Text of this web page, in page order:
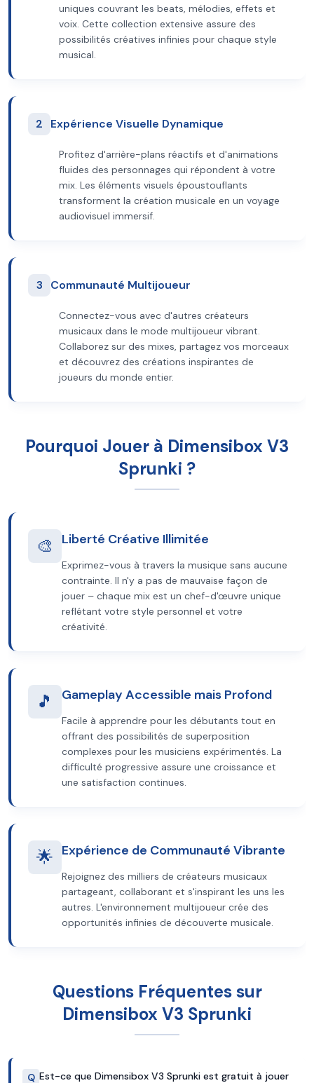
uniques couvrant les beats, mélodies, effets et
voix. Cette collection extensive assure des
possibilités créatives infinies pour chaque style
musical.
2 Expérience Visuelle Dynamique
Profitez d'arrière-plans réactifs et d'animations
fluides des personnages qui répondent à votre
mix. Les éléments visuels époustouflants
transforment la création musicale en un voyage
audiovisuel immersif.
3 Communauté Multijoueur
Connectez-vous avec d'autres créateurs
musicaux dans le mode multijoueur vibrant.
Collaborez sur des mixes, partagez vos morceaux
et découvrez des créations inspirantes de
joueurs du monde entier.
Pourquoi Jouer à Dimensibox V3
Sprunki ?
🎨 Liberté Créative Illimitée
Exprimez-vous à travers la musique sans aucune
contrainte. Il n'y a pas de mauvaise façon de
jouer – chaque mix est un chef-d'œuvre unique
reflétant votre style personnel et votre
créativité.
🎵 Gameplay Accessible mais Profond
Facile à apprendre pour les débutants tout en
offrant des possibilités de superposition
complexes pour les musiciens expérimentés. La
difficulté progressive assure une croissance et
une satisfaction continues.
🌟 Expérience de Communauté Vibrante
Rejoignez des milliers de créateurs musicaux
partageant, collaborant et s'inspirant les uns les
autres. L'environnement multijoueur crée des
opportunités infinies de découverte musicale.
Questions Fréquentes sur
Dimensibox V3 Sprunki
Q Est-ce que Dimensibox V3 Sprunki est gratuit à jouer